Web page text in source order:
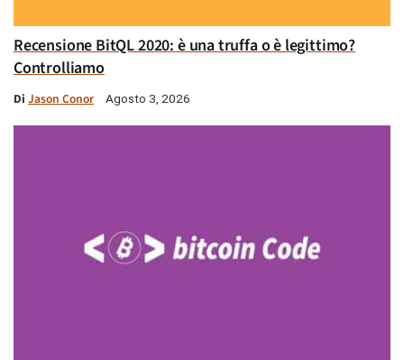
Recensione BitQL 2020: è una truffa o è legittimo?
Controlliamo
Di Jason Conor Agosto 3, 2026